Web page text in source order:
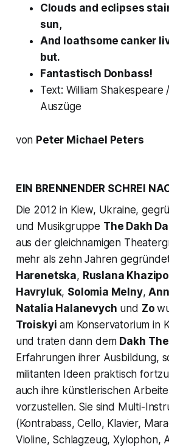
Clouds and eclipses
sun,
And loathsome canker
but.
Fantastisch Donbass!
Text: William
Auszüge
von Peter Michael Peters
EIN BRENNENDER SCHREI
Die 2012 in Kiew, Ukraine,
und Musikgruppe The Dakh
aus der gleichnamigen
mehr als zehn Jahren
Harenetska, Ruslana
Havryluk, Solomia Melny,
Natalia Halanevych und Zo
Troiskyi am Konservatorium in
und traten dann dem Dakh
Erfahrungen ihrer Ausbildung,
militanten Ideen praktisch
auch ihre künstlerischen
vorzustellen. Sie sind Multi-
(Kontrabass, Cello, Klavier,
Violine, Schlagzeug, Xylophon,